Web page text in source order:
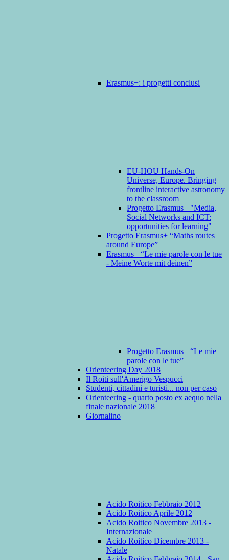
Erasmus+: i progetti conclusi
EU-HOU Hands-On
Universe, Europe. Bringing
frontline interactive astronomy
to the classroom
Progetto Erasmus+ "Media,
Social Networks and ICT:
opportunities for learning"
Progetto Erasmus+ “Maths routes
around Europe”
Erasmus+ “Le mie parole con le tue
- Meine Worte mit deinen”
Progetto Erasmus+ “Le mie
parole con le tue”
Orienteering Day 2018
Il Roiti sull'Amerigo Vespucci
Studenti, cittadini e turisti... non per caso
Orienteering - quarto posto ex aequo nella
finale nazionale 2018
Giornalino
Acido Roitico Febbraio 2012
Acido Roitico Aprile 2012
Acido Roitico Novembre 2013 -
Internazionale
Acido Roitico Dicembre 2013 -
Natale